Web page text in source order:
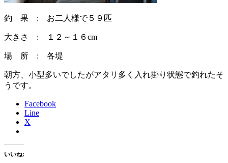
釣 果 : お二人様で５９匹
大きさ : １２～１６cm
場 所 : 各堤
朝方、小型多いでしたがアタリ多く入れ掛り状態で釣れたそ
うです。
Facebook
Line
X
いいね: